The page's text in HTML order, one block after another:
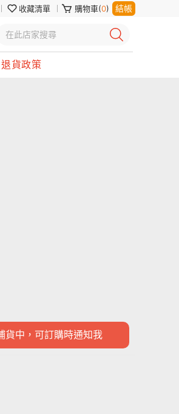
收藏清單 購物車(0) 結帳
退貨政策
貨中，可訂購時通知我